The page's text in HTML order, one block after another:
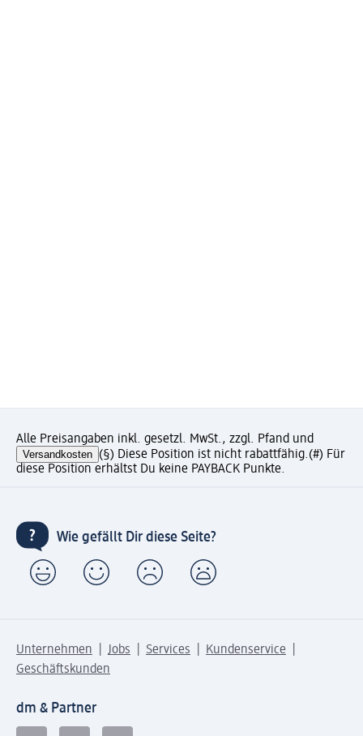
Alle Preisangaben inkl. gesetzl. MwSt., zzgl. Pfand und
Versandkosten (§) Diese Position ist nicht rabattfähig.(#) Für
diese Position erhältst Du keine PAYBACK Punkte.
Wie gefällt Dir diese Seite?
Unternehmen Jobs Services
Kundenservice
Geschäftskunden
dm & Partner